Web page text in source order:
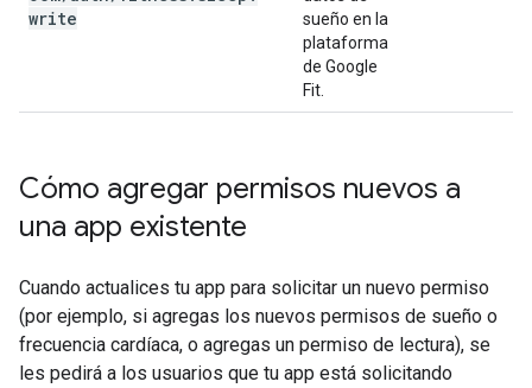
write
sueño en la
plataforma
de Google
Fit.
Cómo agregar permisos nuevos a
una app existente
Cuando actualices tu app para solicitar un nuevo permiso
(por ejemplo, si agregas los nuevos permisos de sueño o
frecuencia cardíaca, o agregas un permiso de lectura), se
les pedirá a los usuarios que tu app está solicitando